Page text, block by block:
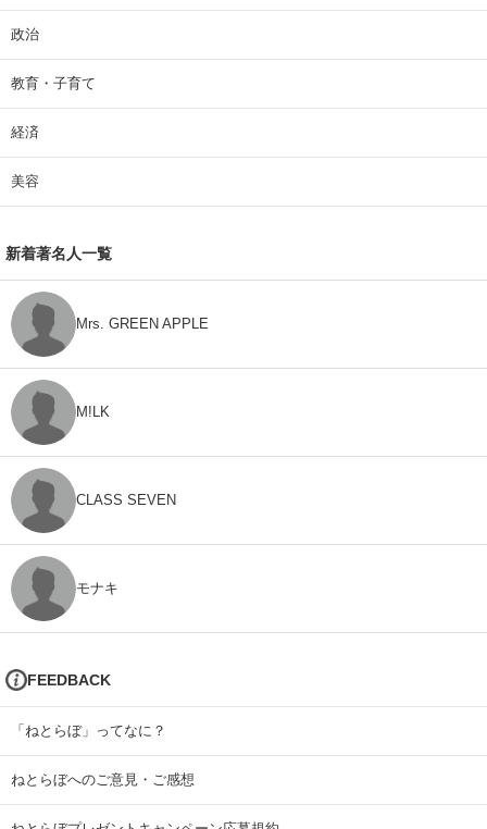
政治
教育・子育て
経済
美容
新着著名人一覧
Mrs. GREEN APPLE
M!LK
CLASS SEVEN
モナキ
FEEDBACK
「ねとらぼ」ってなに？
ねとらぼへのご意見・ご感想